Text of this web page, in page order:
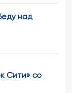
над
Сити» со